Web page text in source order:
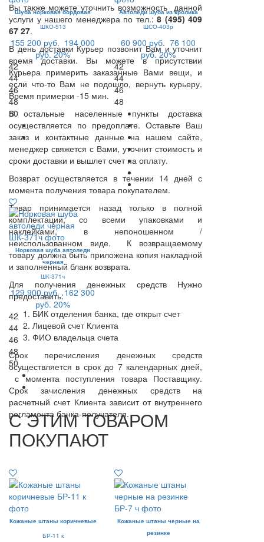
Вы также можете уточнить возможность данной
услуги у нашего менеджера по тел.:8 (495) 409
67 27.
В день доставки Курьер позвонит Вам и уточнит
время доставки. Вы можете в присутствии
Курьера примерить заказанные Вами вещи, и
если что-то Вам не подошло, вернуть курьеру.
Время примерки -15 мин.
В остальные населенные пункты доставка
осуществляется по предоплате. Оставьте Ваш
заказ и контактные данные на нашем сайте,
менеджер свяжется с Вами, уточнит стоимость и
сроки доставки и вышлет счет на оплату.
Возврат осуществляется в течении 14 дней с
момента получения товара покупателем.
Товар принимается назад только в полной
комплектации, со всеми упаковками и
наклейками, в непоношенном /
неиспользованном виде. К возвращаемому
товару должна быть приложена копия накладной
и заполненный бланк возврата.
Для получения денежных средств Нужно
предоставить:
БИК отделения банка, где открыт счет
Лицевой счет Клиента
ФИО владельца счета
Срок перечисления денежных средств
осуществляется в срок до 7 календарных дней,
с момента поступления товара Поставщику.
Срок зачисления денежных средств на
расчетный счет Клиента зависит от внутреннего
регламента банка-получателя.
Шуба норковая бордовая
ШКО-513
155 200 руб. 194 000
руб. 20%
42
44
46
48
50
Автоледи шуба из кролика
ШСО-403р
60 900 руб. 76 100
руб. 20%
42
44
46
48
Норковая шуба автоледи
черная
ШК-371ч
129 900 руб. 162 300
руб. 20%
42
44
46
48
50
С ЭТИМ ТОВАРОМ
ПОКУПАЮТ
Кожаные штаны коричневые
БР-11 к
Кожаные штаны черные на
резинке